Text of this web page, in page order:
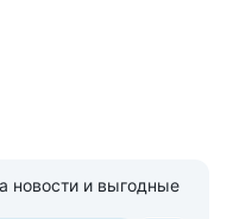
новости и выгодные